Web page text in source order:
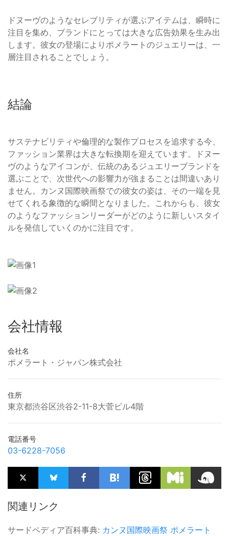
ドヌーヴのようなセレブリティが選ぶアイテムは、瞬時に
注目を集め、ブランドにとっては大きな広告効果を生み出
します。彼女の登場によりポメラートのジュエリーは、一
層注目されることでしょう。
結論
サステナビリティや倫理的な製作プロセスを追求する今、
ファッション業界は大きな転換期を迎えています。ドヌー
ヴのようなアイコンが、伝統のあるジュエリーブランドを
選ぶことで、次世代への影響力が強まることは間違いあり
ません。カンヌ国際映画祭での彼女の姿は、その一端を見
せてくれる象徴的な瞬間となりました。これからも、彼女
のようなファッションリーダーがどのように新しいスタイ
ルを発信していくのかに注目です。
会社情報
会社名
ポメラート・ジャパン株式会社
住所
東京都渋谷区渋谷2-11-8大菅ビル4階
電話番号
03-6228-7056
関連リンク
サードペディア百科事典: カンヌ国際映画祭 ポメラート